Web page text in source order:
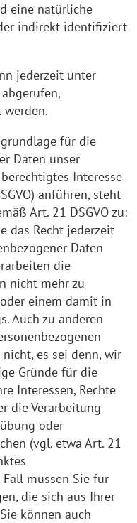
eine natürliche
indirekt identifiziert
jederzeit unter
für die
Daten unser
Interesse
anführen, steht
Art. 21 DSGVO zu:
das Recht jederzeit
Daten
die
nicht mehr zu
einem damit in
Auch zu anderen
es sei denn, wir
Gründe für die
Interessen, Rechte
die Verarbeitung
oder
(vgl. etwa Art. 21
Fall müssen Sie für
die sich aus Ihrer
können auch